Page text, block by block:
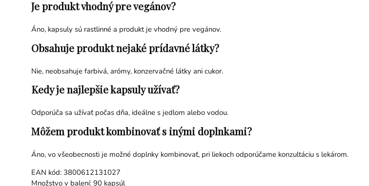
Je produkt vhodný pre vegánov?
Áno, kapsuly sú rastlinné a produkt je vhodný pre vegánov.
Obsahuje produkt nejaké prídavné látky?
Nie, neobsahuje farbivá, arómy, konzervačné látky ani cukor.
Kedy je najlepšie kapsuly užívať?
Odporúča sa užívať počas dňa, ideálne s jedlom alebo vodou.
Môžem produkt kombinovať s inými doplnkami?
Áno, vo všeobecnosti je možné doplnky kombinovať, pri liekoch odporúčame konzultáciu s lekárom.
EAN kód: 3800612131027
Množstvo v balení: 90 kapsúl